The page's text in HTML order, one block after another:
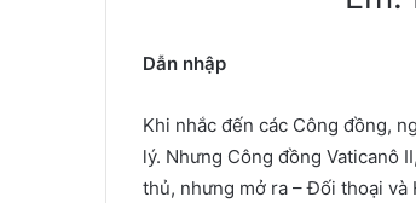
Dẫn nhập
Khi nhắc đến các Công đồng,
lý. Nhưng Công đồng Vaticanô
thủ, nhưng mở ra – Đối thoại